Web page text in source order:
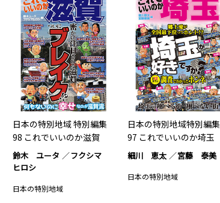
日本の特別地域 特別編集
98 これでいいのか滋賀
鈴木 ユータ
フクシマ
ヒロシ
日本の特別地域
日本の特別地域特別編集
97 これでいいのか埼玉
細川 恵太 宮藤 泰美
日本の特別地域